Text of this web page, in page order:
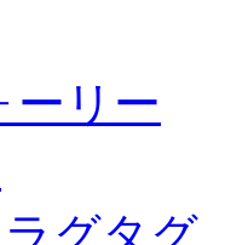
ーリー
グタグ